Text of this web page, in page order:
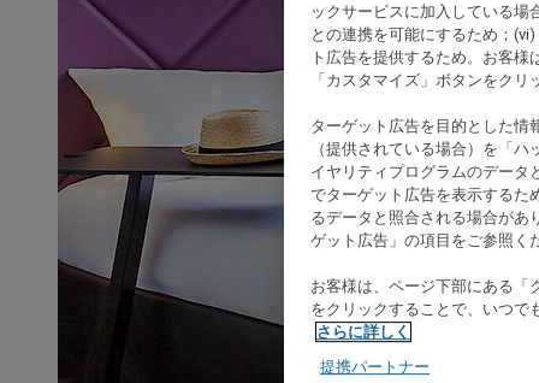
ックサービスに加入している場
との連携を可能にするため；
ト広告を提供するため。お客
「カスタマイズ」ボタンをク
ターゲット広告を目的とした情
（提供されている場合）を「
イヤリティプログラムのデータ
でターゲット広告を表示するた
るデータと照合される場合があ
ゲット広告」の項目をご参照く
お客様は、ページ下部にある「
をクリックすることで、いつで
さらに詳しく
提携パートナー